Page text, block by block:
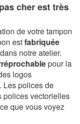
cher est très
de votre tampon
estfabriquée
notre atelier.
pour la
logos
Les polices de
polices vectorielles
que vous voyez